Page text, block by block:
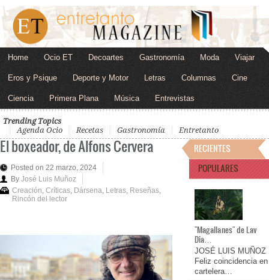
Home Ocio ET Decoartes Gastronomía Moda Viajar
Eros y Psique Deporte y Motor Letras Columnas Cine
Ciencia Primera Plana Música Entrevistas
Trending Topics
Agenda Ocio
Recetas Gastronomía Entretanto
El boxeador, de Alfons Cervera
Posted on 22 marzo, 2024
By José Luis Muñoz
Creación Críticas Dársena Letras Reseñas
Rincón del lector
RECIENTES
POPULARES
"Magallanes" de Lav
Dia…
JOSÉ LUIS MUÑOZ
Feliz coincidencia en
cartelera…